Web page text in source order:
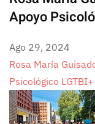
Apoyo
Ago 29, 2024
Rosa María
Psicológico